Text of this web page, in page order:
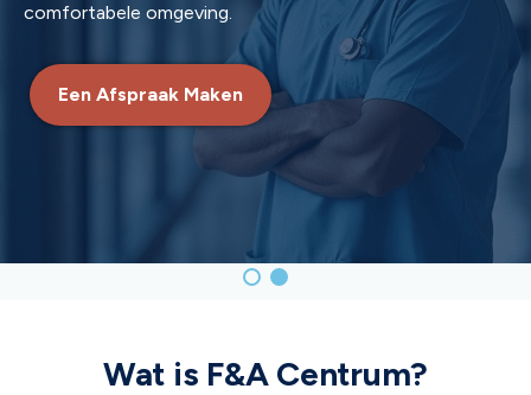
comfortabele omgeving.
Een Afspraak Maken
Wat is F&A Centrum?